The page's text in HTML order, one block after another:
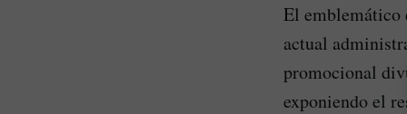
El emblemático
actual
promocional
exponiendo el